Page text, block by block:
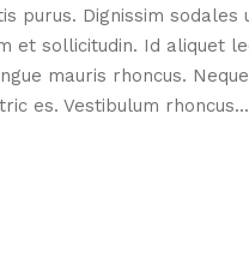
purus. Dignissim sodales
et sollicitudin. Id aliquet
mauris rhoncus.
es. Vestibulum rhoncus...